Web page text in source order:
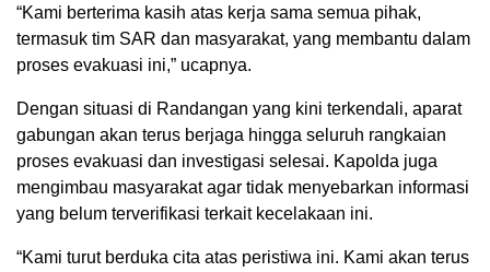
“Kami berterima kasih atas kerja sama semua pihak,
termasuk tim SAR dan masyarakat, yang membantu dalam
proses evakuasi ini,” ucapnya.
Dengan situasi di Randangan yang kini terkendali, aparat
gabungan akan terus berjaga hingga seluruh rangkaian
proses evakuasi dan investigasi selesai. Kapolda juga
mengimbau masyarakat agar tidak menyebarkan informasi
yang belum terverifikasi terkait kecelakaan ini.
“Kami turut berduka cita atas peristiwa ini. Kami akan terus